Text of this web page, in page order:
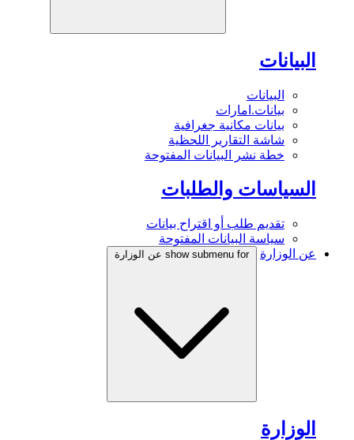
البيانات
البيانات
بيانات.امارات
بيانات مكانية جغرافية
شاشة التقارير اللحظية
خطة نشر البيانات المفتوحة
السياسات والطلبات
تقديم طلب أو اقتراح بيانات
سياسة البيانات المفتوحة
عن الوزارة
show submenu for عن الوزارة
الوزارة